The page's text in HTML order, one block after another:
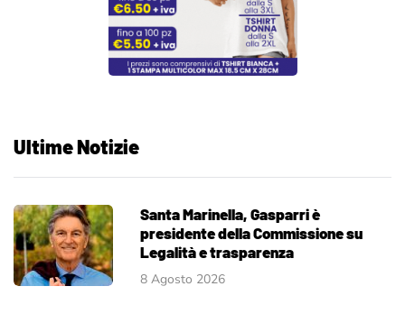
Ultime Notizie
Santa Marinella, Gasparri è
presidente della Commissione su
Legalità e trasparenza
8 Agosto 2026